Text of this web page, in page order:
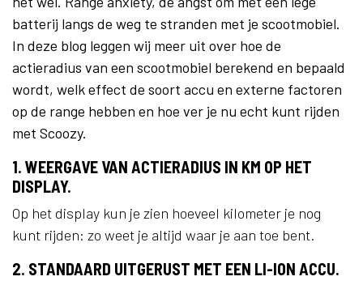
batterij langs de weg te stranden met je scootmobiel.
In deze blog leggen wij meer uit over hoe de
actieradius van een scootmobiel berekend en bepaald
wordt, welk effect de soort accu en externe factoren
op de range hebben en hoe ver je nu echt kunt rijden
met Scoozy.
1. WEERGAVE VAN ACTIERADIUS IN KM OP HET
DISPLAY.
Op het display kun je zien hoeveel kilometer je nog
kunt rijden: zo weet je altijd waar je aan toe bent.
2. STANDAARD UITGERUST MET EEN LI-ION ACCU.